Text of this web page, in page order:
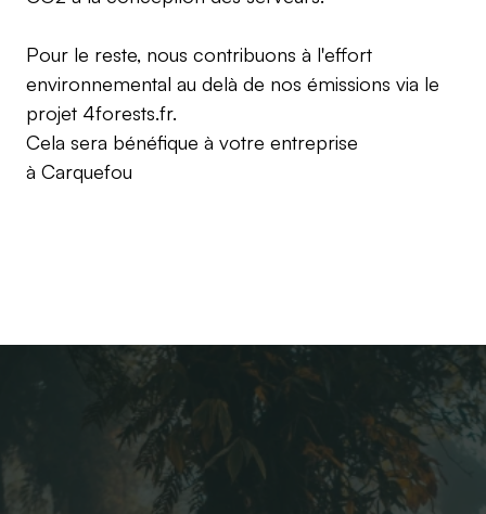
Pour le reste, nous contribuons à l'effort
environnemental au delà de nos émissions via le
projet 4forests.fr.
Cela sera bénéfique à votre entreprise
à Carquefou